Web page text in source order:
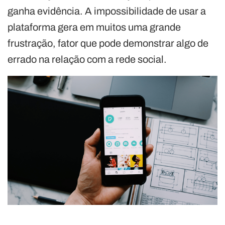
ganha evidência. A impossibilidade de usar a
plataforma gera em muitos uma grande
frustração, fator que pode demonstrar algo de
errado na relação com a rede social.